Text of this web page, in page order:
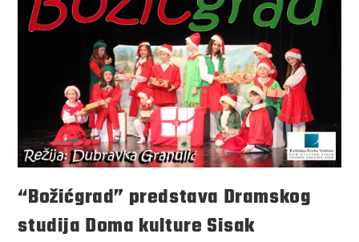
“Božićgrad” predstava Dramskog
studija Doma kulture Sisak